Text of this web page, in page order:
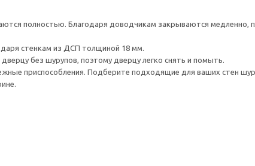
полностью. Благодаря доводчикам закрываются медленно,
стенкам из ДСП толщиной 18 мм.
без шурупов, поэтому дверцу легко снять и помыть.
приспособления. Подберите подходящие для ваших стен